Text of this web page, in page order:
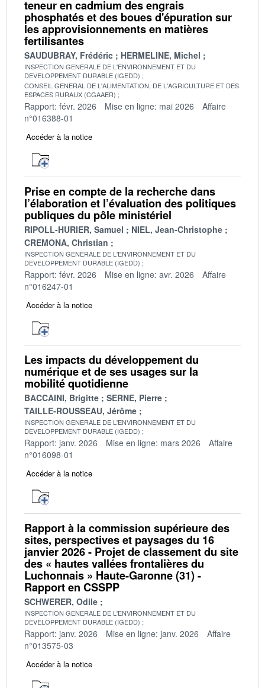
teneur en cadmium des engrais
phosphatés et des boues d'épuration sur
les approvisionnements en matières
fertilisantes
SAUDUBRAY, Frédéric HERMELINE, Michel
INSPECTION GENERALE DE L'ENVIRONNEMENT ET DU
DEVELOPPEMENT DURABLE (IGEDD)
CONSEIL GENERAL DE L'ALIMENTATION, DE L'AGRICULTURE ET DES
ESPACES RURAUX (CGAAER)
Rapport: févr. 2026 Mise en ligne: mai 2026
Affaire
n°016388-01
Accéder à la notice
Prise en compte de la recherche dans
l’élaboration et l’évaluation des politiques
publiques du pôle ministériel
RIPOLL-HURIER, Samuel
NIEL, Jean-Christophe
CREMONA, Christian
INSPECTION GENERALE DE L'ENVIRONNEMENT ET DU
DEVELOPPEMENT DURABLE (IGEDD)
Rapport: févr. 2026 Mise en ligne: avr. 2026
Affaire
n°016247-01
Accéder à la notice
Les impacts du développement du
numérique et de ses usages sur la
mobilité quotidienne
BACCAINI, Brigitte
SERNE, Pierre
TAILLE-ROUSSEAU, Jérôme
INSPECTION GENERALE DE L'ENVIRONNEMENT ET DU
DEVELOPPEMENT DURABLE (IGEDD)
Rapport: janv. 2026 Mise en ligne: mars 2026
Affaire
n°016098-01
Accéder à la notice
Rapport à la commission supérieure des
sites, perspectives et paysages du 16
janvier 2026 - Projet de classement du site
des « hautes vallées frontalières du
Luchonnais » Haute-Garonne (31) -
Rapport en CSSPP
SCHWERER, Odile
INSPECTION GENERALE DE L'ENVIRONNEMENT ET DU
DEVELOPPEMENT DURABLE (IGEDD)
Rapport: janv. 2026 Mise en ligne: janv. 2026
Affaire
n°013575-03
Accéder à la notice